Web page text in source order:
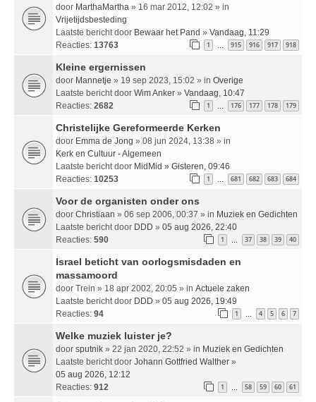
door MarthaMartha » 16 mar 2012, 12:02 » in
Vrijetijdsbesteding
Laatste bericht door Bewaar het Pand » Vandaag, 11:29
Reacties: 13763 1 … 915 916 917 918
Kleine ergernissen
door Mannetje » 19 sep 2023, 15:02 » in Overige
Laatste bericht door Wim Anker » Vandaag, 10:47
Reacties: 2682 1 … 176 177 178 179
Christelijke Gereformeerde Kerken
door Emma de Jong » 08 jun 2024, 13:38 » in
Kerk en Cultuur - Algemeen
Laatste bericht door MidMid » Gisteren, 09:46
Reacties: 10253 1 … 681 682 683 684
Voor de organisten onder ons
door Christiaan » 06 sep 2006, 00:37 » in Muziek en Gedichten
Laatste bericht door DDD » 05 aug 2026, 22:40
Reacties: 590 1 … 37 38 39 40
Israel beticht van oorlogsmisdaden en
massamoord
door Trein » 18 apr 2002, 20:05 » in Actuele zaken
Laatste bericht door DDD » 05 aug 2026, 19:49
Reacties: 94 1 … 4 5 6 7
Welke muziek luister je?
door sputnik » 22 jan 2020, 22:52 » in Muziek en Gedichten
Laatste bericht door Johann Gottfried Walther »
05 aug 2026, 12:12
Reacties: 912 1 … 58 59 60 61